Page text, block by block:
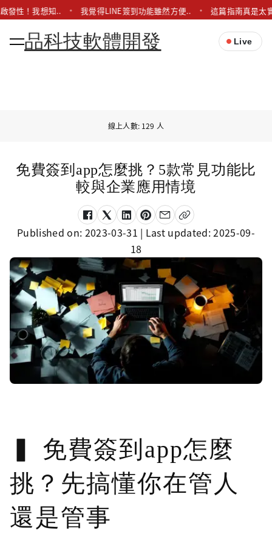
發性！我想知.. 我覺得LINE簽到功能雖然方便.. 這篇指南真是太
品科技軟體開發 Live
線上人數: 129 人
免費簽到app怎麼挑？5款常見功能比
較與企業應用情境
Published on: 2023-03-31 | Last updated:2025-09-
18
免費簽到app怎麼
挑？先搞懂你在管人
還是管事